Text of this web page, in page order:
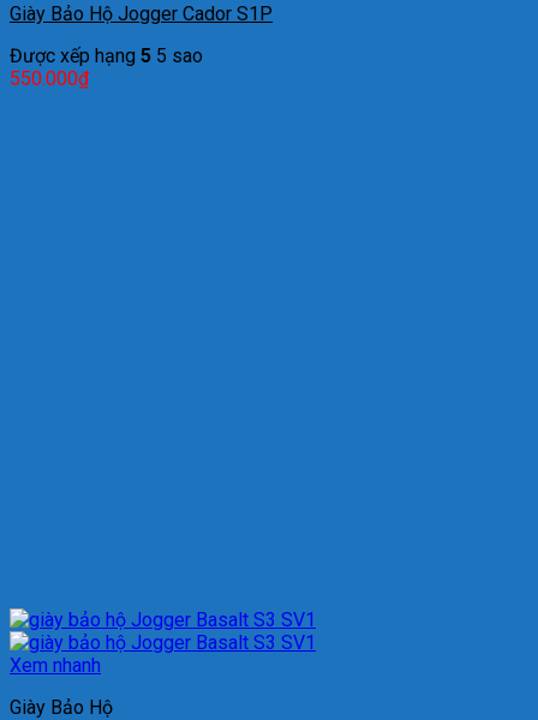
Giày Bảo Hộ Jogger Cador S1P
Được xếp hạng 5 5 sao
550.000₫
Xem nhanh
Giày Bảo Hộ